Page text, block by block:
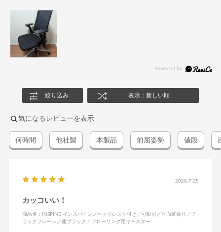
絞り込み 表示：新しい順
気になるレビューを表示
何時間 他社製 本製品 前屈姿勢 値段
2026.7.25
カッコいい！
商品名：INSPINE インスパイン／ヘッドレスト付き／可動肘／座面革張り／ブ
ラックフレーム／座ブラック／フローリング用キャスター